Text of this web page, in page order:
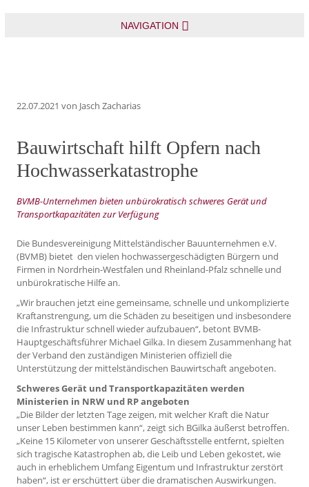
NAVIGATION
22.07.2021 von Jasch Zacharias
Bauwirtschaft hilft Opfern nach
Hochwasserkatastrophe
BVMB-Unternehmen bieten unbürokratisch schweres Gerät und
Transportkapazitäten zur Verfügung
Die Bundesvereinigung Mittelständischer Bauunternehmen e.V.
(BVMB) bietet den vielen hochwassergeschädigten Bürgern und
Firmen in Nordrhein-Westfalen und Rheinland-Pfalz schnelle und
unbürokratische Hilfe an.
„Wir brauchen jetzt eine gemeinsame, schnelle und unkomplizierte
Kraftanstrengung, um die Schäden zu beseitigen und insbesondere
die Infrastruktur schnell wieder aufzubauen“, betont BVMB-
Hauptgeschäftsführer Michael Gilka. In diesem Zusammenhang hat
der Verband den zuständigen Ministerien offiziell die
Unterstützung der mittelständischen Bauwirtschaft angeboten.
Schweres Gerät und Transportkapazitäten werden
Ministerien in NRW und RP angeboten
„Die Bilder der letzten Tage zeigen, mit welcher Kraft die Natur
unser Leben bestimmen kann“, zeigt sich BGilka äußerst betroffen.
„Keine 15 Kilometer von unserer Geschäftsstelle entfernt, spielten
sich tragische Katastrophen ab, die Leib und Leben gekostet, wie
auch in erheblichem Umfang Eigentum und Infrastruktur zerstört
haben“, ist er erschüttert über die dramatischen Auswirkungen.